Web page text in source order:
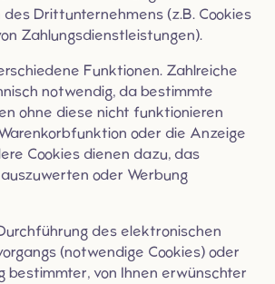
Drittunternehmens (z.B. Cookies
Zahlungsdienstleistungen).
Funktionen. Zahlreiche
notwendig, da bestimmte
ohne diese nicht funktionieren
oder die Anzeige
Cookies dienen dazu, das
oder Werbung
des elektronischen
(notwendige Cookies) oder
bestimmter, von Ihnen erwünschter